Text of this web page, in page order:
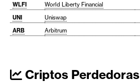
WLFI
World Liberty Financial
UNI
Uniswap
ARB
Arbitrum
Criptos Perdedoras